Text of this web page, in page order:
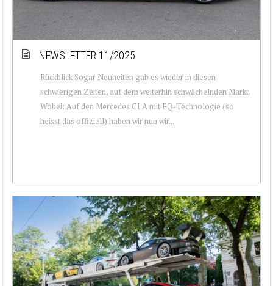
NEWSLETTER 11/2025
Rückblick Sogar Neuheiten gab es wieder in diesen
schwierigen Zeiten, auf dem weiterhin schwächelnden Markt.
Wobei: Auf den Mercedes CLA mit EQ-Technologie (so
heisst das offiziell) haben wir nun wir...